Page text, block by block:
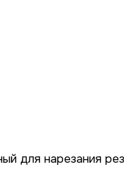
для нарезания